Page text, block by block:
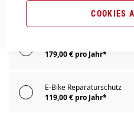
COOKIES
179,00 € pro Jahr*
E-Bike Reparaturschutz
119,00 € pro Jahr*